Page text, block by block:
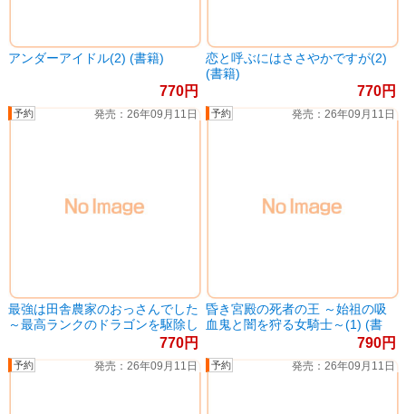
アンダーアイドル(2) (書籍)
770
恋と呼ぶにはささやかですが(2)
(書籍)
770
最強は田舎農家のおっさんでした
～最高ランクのドラゴンを駆除し
た結果、実力が世界にバレました
～(4) (書籍)
26年09月11日
770
昏き宮殿の死者の王 ～始祖の吸
血鬼と闇を狩る女騎士～(1) (書
26年09月11日
790
26年09月11日 26年09月11日